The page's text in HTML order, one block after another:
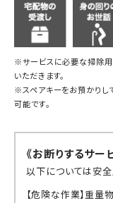
※サービスに必要な掃除
いただきます。
※スペアキーをお預かりし
可能です。
《お断りするサー
以下については安全
【危険な作業】重量